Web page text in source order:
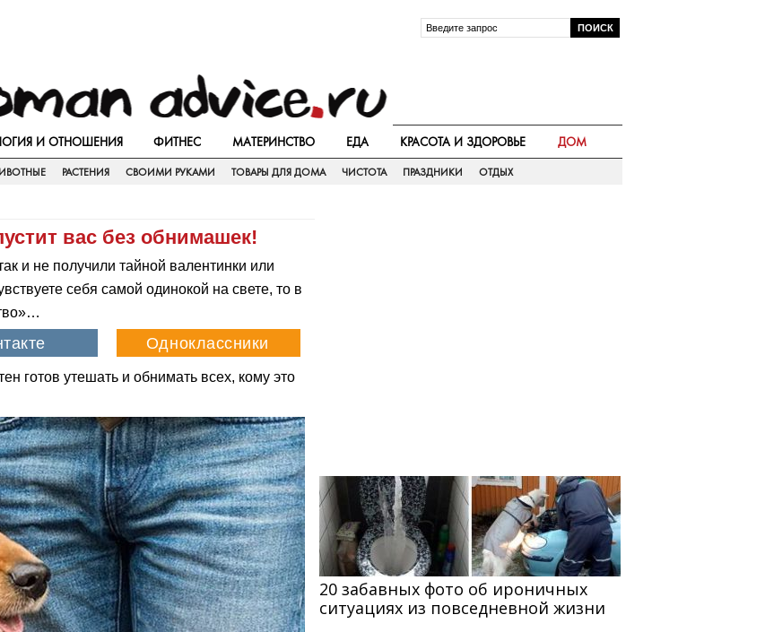
И ОТНОШЕНИЯ ФИТНЕС МАТЕРИНСТВО ЕДА КРАСОТА И ЗДОРОВЬЕ ДОМ
РАСТЕНИЯ СВОИМИ РУКАМИ ТОВАРЫ ДЛЯ ДОМА ЧИСТОТА ПРАЗДНИКИ ОТДЫХ
вас без обнимашек!
и не получили тайной валентинки или
себя самой одинокой на свете, то в
готов утешать и обнимать всех, кому это
20 забавных фото об ироничных
ситуациях из повседневной жизни